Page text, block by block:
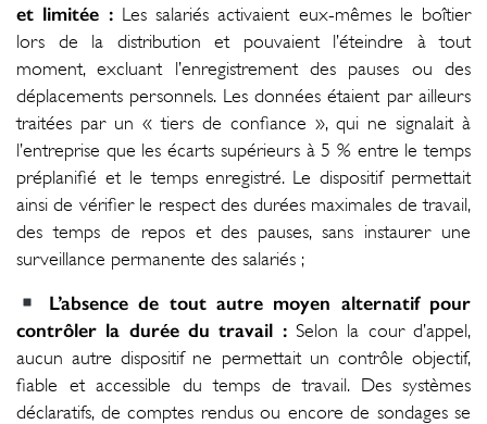
et limitée :Les salariés activaient eux-mêmes le boîtier
lors de la distribution et pouvaient l’éteindre à tout
moment, excluant l’enregistrement des pauses ou des
déplacements personnels. Les données étaient par ailleurs
traitées par un « tiers de confiance », qui ne signalait à
l’entreprise que les écarts supérieurs à 5 % entre le temps
préplanifié et le temps enregistré. Le dispositif permettait
ainsi de vérifier le respect des durées maximales de travail,
des temps de repos et des pauses, sans instaurer une
surveillance permanente des salariés ;
L’absence de tout autre moyen alternatif pour
contrôler la durée du travail :Selon la cour d’appel,
aucun autre dispositif ne permettait un contrôle objectif,
fiable et accessible du temps de travail. Des systèmes
déclaratifs, de comptes rendus ou encore de sondages se